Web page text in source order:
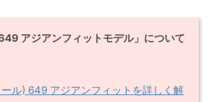
アジアンフィットモデル」について
ル) 649 アジアンフィットを詳しく解